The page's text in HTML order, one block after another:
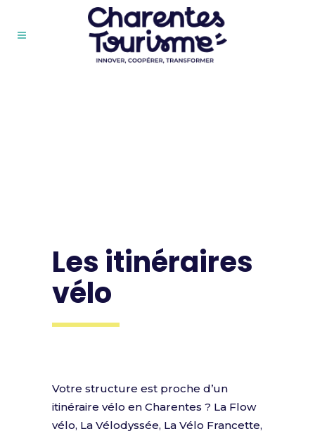
Les itinéraires
vélo
Votre structure est proche d’un
itinéraire vélo en Charentes ? La Flow
vélo, La Vélodyssée, La Vélo Francette,